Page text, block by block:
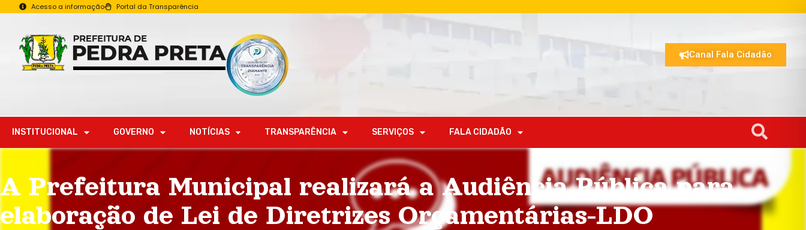
Acesso a informação Portal da Transparência
Canal Fala Cidadão
INSTITUCIONAL GOVERNO NOTÍCIAS TRANSPARÊNCIA SERVIÇOS FALA CIDADÃO
A Prefeitura Municipal realizará a Audiência Pública para
elaboração de Lei de Diretrizes Orçamentárias-LDO.